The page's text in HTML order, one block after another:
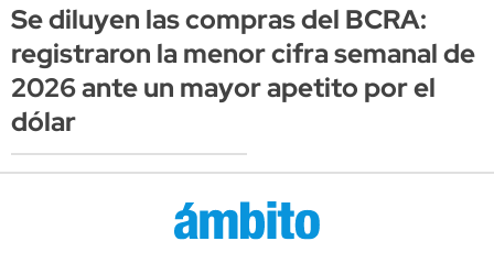
Se diluyen las compras del BCRA:
registraron la menor cifra semanal de
2026 ante un mayor apetito por el
dólar